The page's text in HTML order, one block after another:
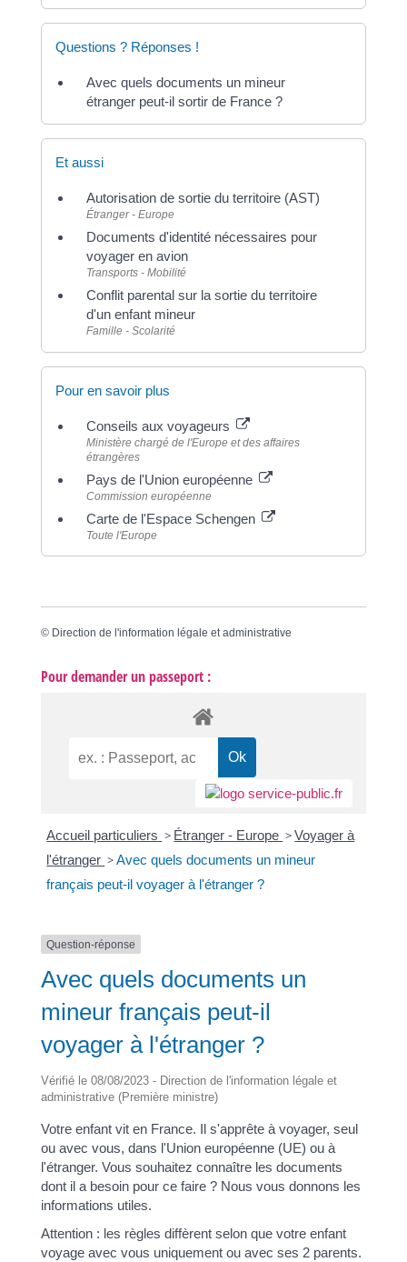
Questions ? Réponses !
Avec quels documents un mineur
étranger peut-il sortir de France ?
Et aussi
Autorisation de sortie du territoire (AST)
Étranger - Europe
Documents d'identité nécessaires pour
voyager en avion
Transports - Mobilité
Conflit parental sur la sortie du territoire
d'un enfant mineur
Famille - Scolarité
Pour en savoir plus
Conseils aux voyageurs
Ministère chargé de l'Europe et des affaires
étrangères
Pays de l'Union européenne
Commission européenne
Carte de l'Espace Schengen
Toute l'Europe
© Direction de l'information légale et administrative
Pour demander un passeport :
Accueil particuliers > Étranger - Europe >Voyager à
l'étranger >Avec quels documents un mineur
français peut-il voyager à l'étranger ?
Question-réponse
Avec quels documents un
mineur français peut-il
voyager à l'étranger ?
Vérifié le 08/08/2023 - Direction de l'information légale et
administrative (Première ministre)
Votre enfant vit en France. Il s'apprête à voyager, seul
ou avec vous, dans l'Union européenne (UE) ou à
l'étranger. Vous souhaitez connaître les documents
dont il a besoin pour ce faire ? Nous vous donnons les
informations utiles.
Attention : les règles diffèrent selon que votre enfant
voyage avec vous uniquement ou avec ses 2 parents.